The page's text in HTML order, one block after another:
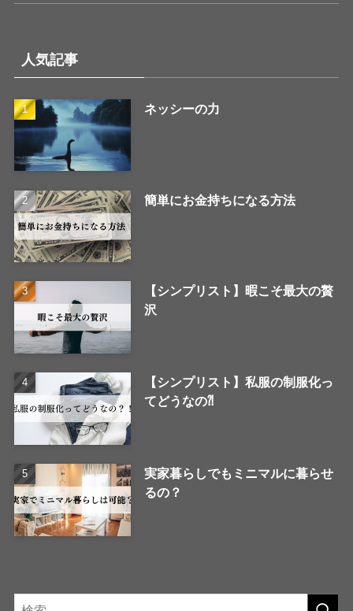
人気記事
ネッシーの力
簡単にお金持ちになる方法
【シンプリスト】暇こそ最大の贅
沢
【シンプリスト】私服の制服化っ
てどうなの⁈
実家暮らしでもミニマルに暮らせ
るの？